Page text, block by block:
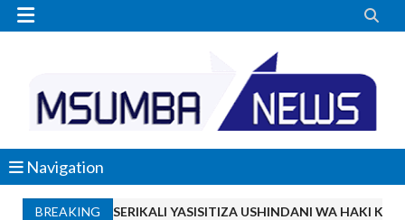
 
Navigation
BREAKING
SERIKALI YASISITIZA USHINDANI WA HAKI